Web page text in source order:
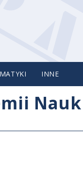
INNE
Nauk